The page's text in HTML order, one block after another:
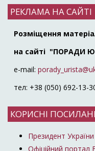
РЕКЛАМА НА САЙТІ
Розміщення
на сайті "ПОРАДИ
e-mail:
тел: +38 (050) 692-13-
КОРИСНІ
Президент України
Офіційний портал